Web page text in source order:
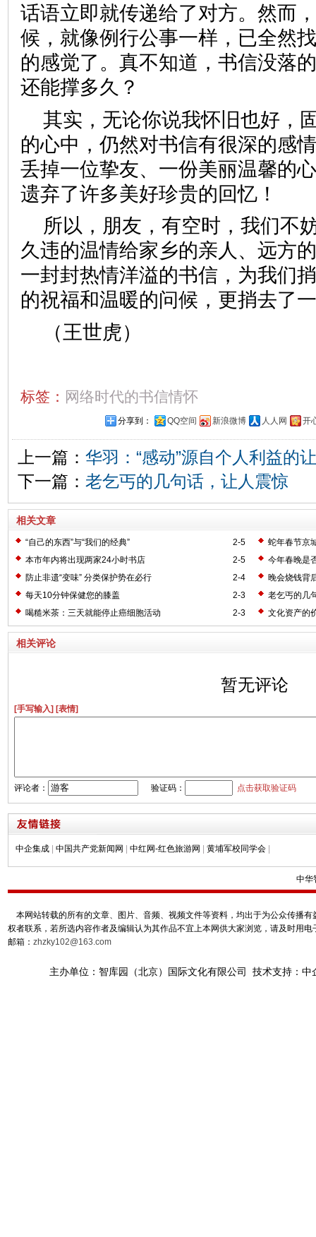
话语立即就传递给了对方。然而
候，就像例行公事一样，已全然
的感觉了。真不知道，书信没落
还能撑多久？
其实，无论你说我怀旧也好，
的心中，仍然对书信有很深的感
丢掉一位挚友、一份美丽温馨的
遗弃了许多美好珍贵的回忆
所以，朋友，有空时，我们不
久违的温情给家乡的亲人、远方
一封封热情洋溢的书信，为我们
的祝福和温暖的问候，更捎去了
（王世虎）
标签： 网络时代的书信情怀
分享到： QQ空间 新浪微博 人人网 开
上一篇： 华羽：“感动”源自个人利益的
下一篇： 老乞丐的几句话，让人震惊
相关文章
2-5
“自己的东西”与“我们的经典”
蛇年春节京
2-5
本市年内将出现两家24小时书店
今年春晚是
2-4
防止非遗“变味” 分类保护势在必行
晚会烧钱背
2-3
每天10分钟保健您的膝盖
老乞丐的几
2-3
喝糙米茶：三天就能停止癌细胞活动 文化资产的
相关评论
暂无评论
[手写输入] [表情]
评论者： 验证码： 点击获取验证码
中企集成 中国共产党新闻网 中红网-红色旅游网 黄埔军校同学会
中华
本网站转载的所有的文章、图片、音频、视频文件等资料，均出于为公众传播
权者联系，若所选内容作者及编辑认为其作品不宜上本网供大家浏览，请及时用
邮箱： zhzky102@163.com
主办单位：智库园（北京）国际文化有限公司 技术支持：